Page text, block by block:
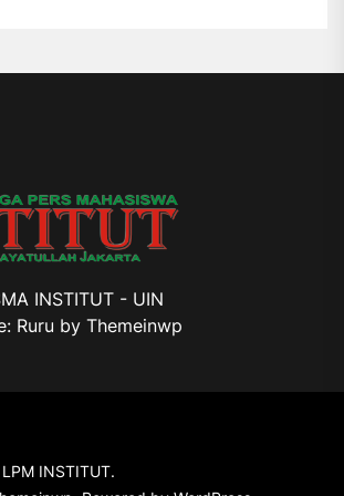
INSTITUT - UIN
Ruru by Themeinwp
LPM INSTITUT.